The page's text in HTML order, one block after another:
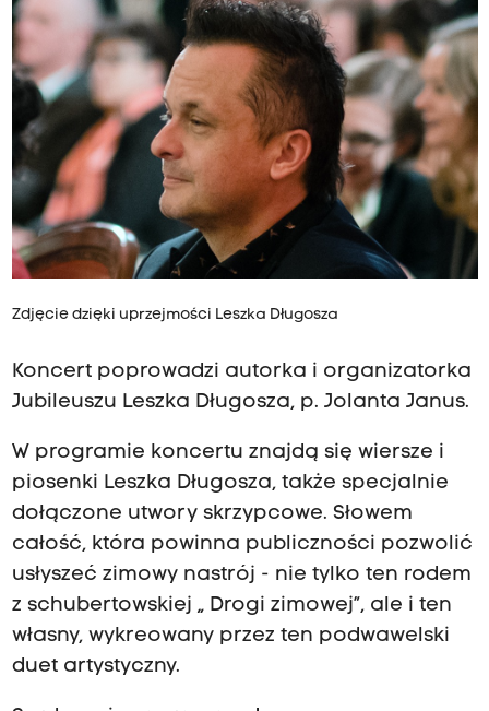
Zdjęcie dzięki uprzejmości Leszka Długosza
Koncert poprowadzi autorka i organizatorka
Jubileuszu Leszka Długosza, p. Jolanta Janus.
W programie koncertu znajdą się wiersze i
piosenki Leszka Długosza, także specjalnie
dołączone utwory skrzypcowe. Słowem
całość, która powinna publiczności pozwolić
usłyszeć zimowy nastrój - nie tylko ten rodem
z schubertowskiej „ Drogi zimowej”, ale i ten
własny, wykreowany przez ten podwawelski
duet artystyczny.